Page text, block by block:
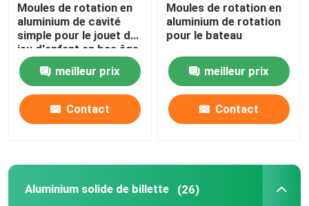
Moules de rotation en
aluminium de cavité
simple pour le jouet de
jeu d'enfant en bas âge
de glissière de terrain
de jeu meilleur prix
Contact
Moules de rotation en
aluminium de rotation
pour le bateau
meilleur prix
Contact
Aluminium solide de billette (26)